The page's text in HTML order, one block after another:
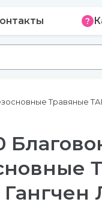
Травяные
Гангчен